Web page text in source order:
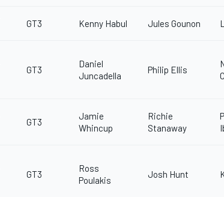
GT3 Kenny Habul Jules Gounon
GT3
Daniel
Juncadella
Philip Ellis
GT3
Jamie
Whincup
Richie
Stanaway
GT3
Ross
Poulakis
Josh Hunt